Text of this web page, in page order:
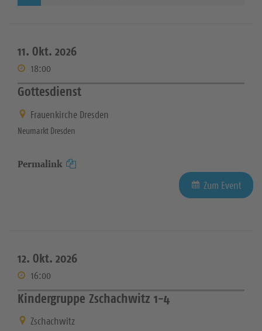
11. Okt. 2026
18:00
Gottesdienst
Frauenkirche Dresden
Neumarkt Dresden
Permalink
Zum Event
12. Okt. 2026
16:00
Kindergruppe Zschachwitz 1-4
Zschachwitz